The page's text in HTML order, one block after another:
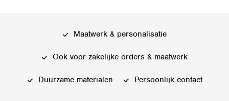
worden
optie
gekozen
op
Maatwerk & personalisatie
Ook voor zakelijke orders & maatwerk
Duurzame materialen Persoonlijk contact